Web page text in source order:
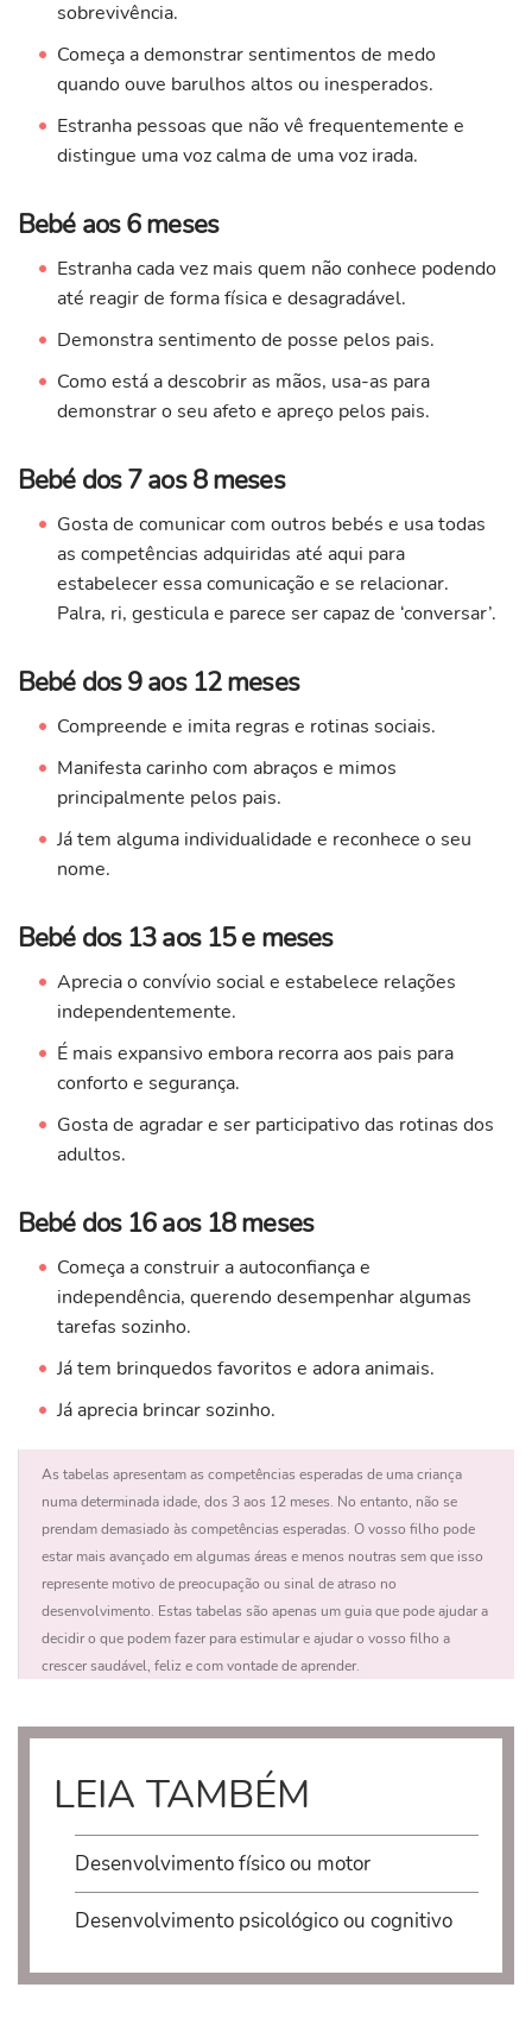
sobrevivência.
Começa a demonstrar sentimentos de medo
quando ouve barulhos altos ou inesperados.
Estranha pessoas que não vê frequentemente e
distingue uma voz calma de uma voz irada.
Bebé aos 6 meses
Estranha cada vez mais quem não conhece podendo
até reagir de forma física e desagradável.
Demonstra sentimento de posse pelos pais.
Como está a descobrir as mãos, usa-as para
demonstrar o seu afeto e apreço pelos pais.
Bebé dos 7 aos 8 meses
Gosta de comunicar com outros bebés e usa todas
as competências adquiridas até aqui para
estabelecer essa comunicação e se relacionar.
Palra, ri, gesticula e parece ser capaz de ‘conversar’.
Bebé dos 9 aos 12 meses
Compreende e imita regras e rotinas sociais.
Manifesta carinho com abraços e mimos
principalmente pelos pais.
Já tem alguma individualidade e reconhece o seu
nome.
Bebé dos 13 aos 15 e meses
Aprecia o convívio social e estabelece relações
independentemente.
É mais expansivo embora recorra aos pais para
conforto e segurança.
Gosta de agradar e ser participativo das rotinas dos
adultos.
Bebé dos 16 aos 18 meses
Começa a construir a autoconfiança e
independência, querendo desempenhar algumas
tarefas sozinho.
Já tem brinquedos favoritos e adora animais.
Já aprecia brincar sozinho.
As tabelas apresentam as competências esperadas de uma criança
numa determinada idade, dos 3 aos 12 meses. No entanto, não se
prendam demasiado às competências esperadas. O vosso filho pode
estar mais avançado em algumas áreas e menos noutras sem que isso
represente motivo de preocupação ou sinal de atraso no
desenvolvimento. Estas tabelas são apenas um guia que pode ajudar a
decidir o que podem fazer para estimular e ajudar o vosso filho a
crescer saudável, feliz e com vontade de aprender.
LEIA TAMBÉM
Desenvolvimento físico ou motor
Desenvolvimento psicológico ou cognitivo